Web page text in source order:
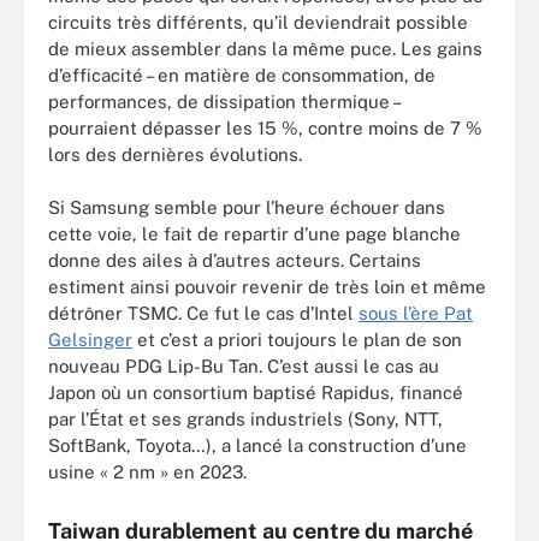
circuits très différents, qu’il deviendrait possible
de mieux assembler dans la même puce. Les gains
d’efficacité – en matière de consommation, de
performances, de dissipation thermique –
pourraient dépasser les 15 %, contre moins de 7 %
lors des dernières évolutions.
Si Samsung semble pour l’heure échouer dans
cette voie, le fait de repartir d’une page blanche
donne des ailes à d’autres acteurs. Certains
estiment ainsi pouvoir revenir de très loin et même
détrôner TSMC. Ce fut le cas d’Intel sous l’ère Pat
Gelsinger et c’est a priori toujours le plan de son
nouveau PDG Lip-Bu Tan. C’est aussi le cas au
Japon où un consortium baptisé Rapidus, financé
par l’État et ses grands industriels (Sony, NTT,
SoftBank, Toyota…), a lancé la construction d’une
usine « 2 nm » en 2023.
Taiwan durablement au centre du marché